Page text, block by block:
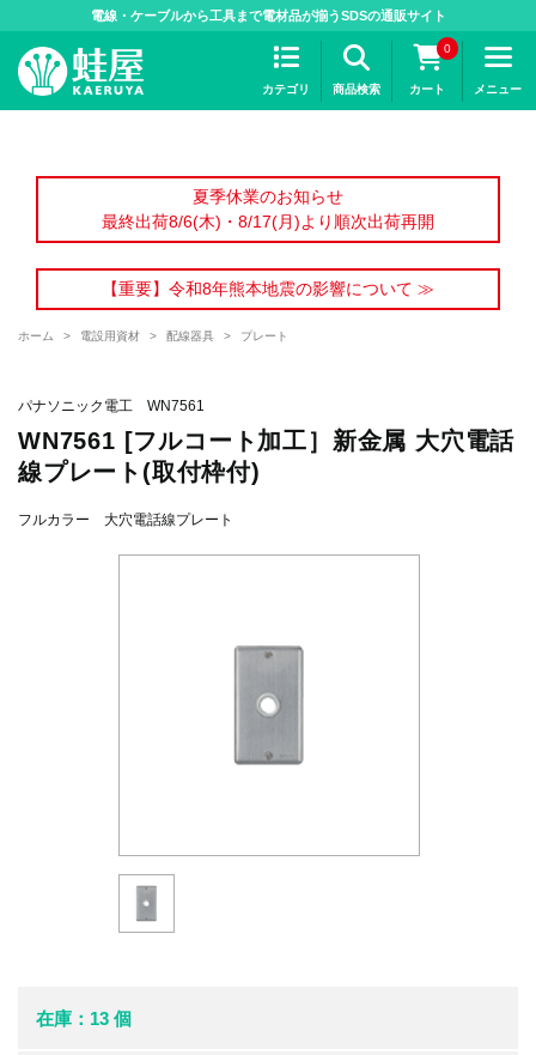
電線・ケーブルから工具まで電材品が揃うSDSの通販サイト
カテゴリ 商品検索
0
カート メニュー
夏季休業のお知らせ
最終出荷8/6(木)・8/17(月)より順次出荷再開
【重要】令和8年熊本地震の影響について ≫
ホーム > 電設用資材 > 配線器具 > プレート
パナソニック電工 WN7561
WN7561 [フルコート加工］新金属 大穴電話
線プレート(取付枠付)
フルカラー 大穴電話線プレート
在庫：13 個